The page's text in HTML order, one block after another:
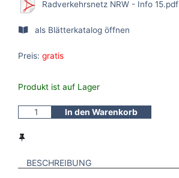
Radverkehrsnetz NRW - Info 15.pdf
als Blätterkatalog öffnen
Preis: gratis
Produkt ist auf Lager
In den Warenkorb
BESCHREIBUNG